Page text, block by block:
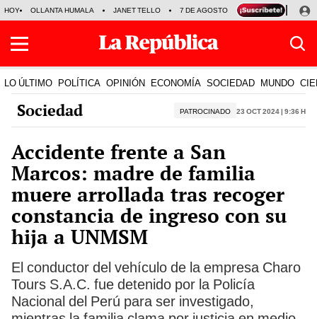
HOY OLLANTA HUMALA JANET TELLO 7 DE AGOSTO TINKA RESULTADOS
LO ÚLTIMO POLÍTICA OPINIÓN ECONOMÍA SOCIEDAD MUNDO
Sociedad PATROCINADO 23 Oct 2024 | 9:36 h
Accidente frente a San
Marcos: madre de familia
muere arrollada tras recoger
constancia de ingreso con su
hija a UNMSM
El conductor del vehículo de la empresa Charo
Tours S.A.C. fue detenido por la Policía
Nacional del Perú para ser investigado,